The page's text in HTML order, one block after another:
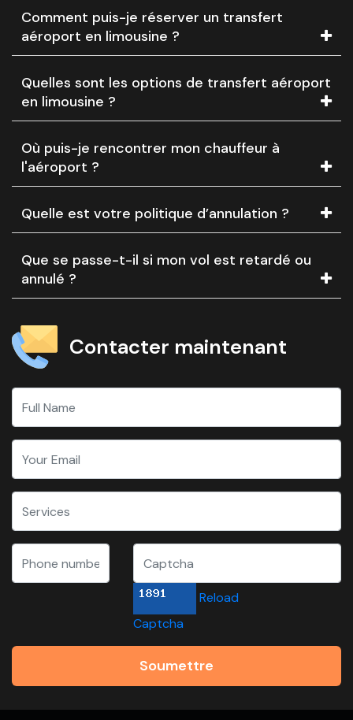
Comment puis-je réserver un transfert
aéroport en limousine ?
Quelles sont les options de transfert aéroport
en limousine ?
Où puis-je rencontrer mon chauffeur à
l'aéroport ?
Quelle est votre politique d’annulation ?
Que se passe-t-il si mon vol est retardé ou
annulé ?
Contacter maintenant
Reload
Captcha
Soumettre